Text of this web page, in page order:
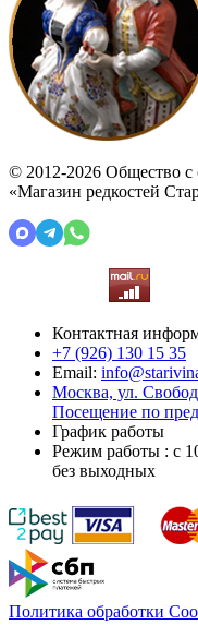
© 2012-2026 Общество с
«Магазин редкостей
Контактная
+7 (926) 130 15 35
Email:
Москва, ул.
Посещение по
График работы
Режим работы : с
без выходных
Политика обработки